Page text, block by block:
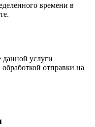
времени в
услуги
отправки на